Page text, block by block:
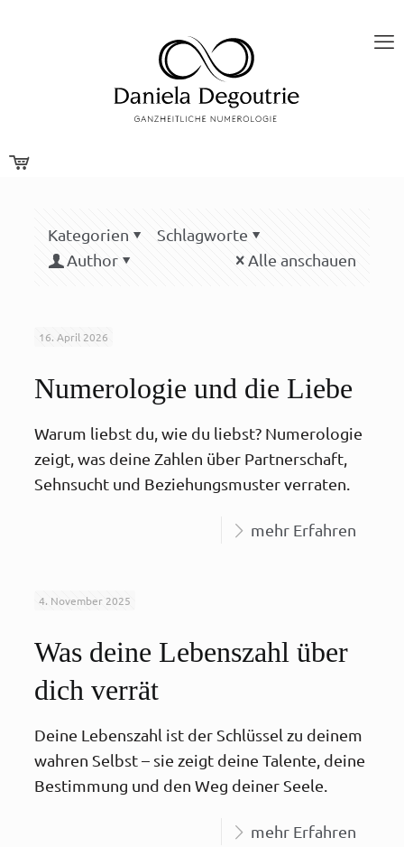
Kategorien
Schlagworte
Author
Alle anschauen
16. April 2026
Numerologie und die Liebe
Warum liebst du, wie du liebst? Numerologie
zeigt, was deine Zahlen über Partnerschaft,
Sehnsucht und Beziehungsmuster verraten.
mehr Erfahren
4. November 2025
Was deine Lebenszahl über
dich verrät
Deine Lebenszahl ist der Schlüssel zu deinem
wahren Selbst – sie zeigt deine Talente, deine
Bestimmung und den Weg deiner Seele.
mehr Erfahren